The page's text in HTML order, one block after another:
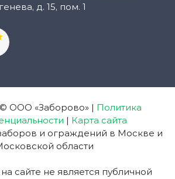
д. 15, пом. 1
© ООО «Заборово» | Политика
| Карта сайта
и ограждений в Москве и
области
сайте не является публичной